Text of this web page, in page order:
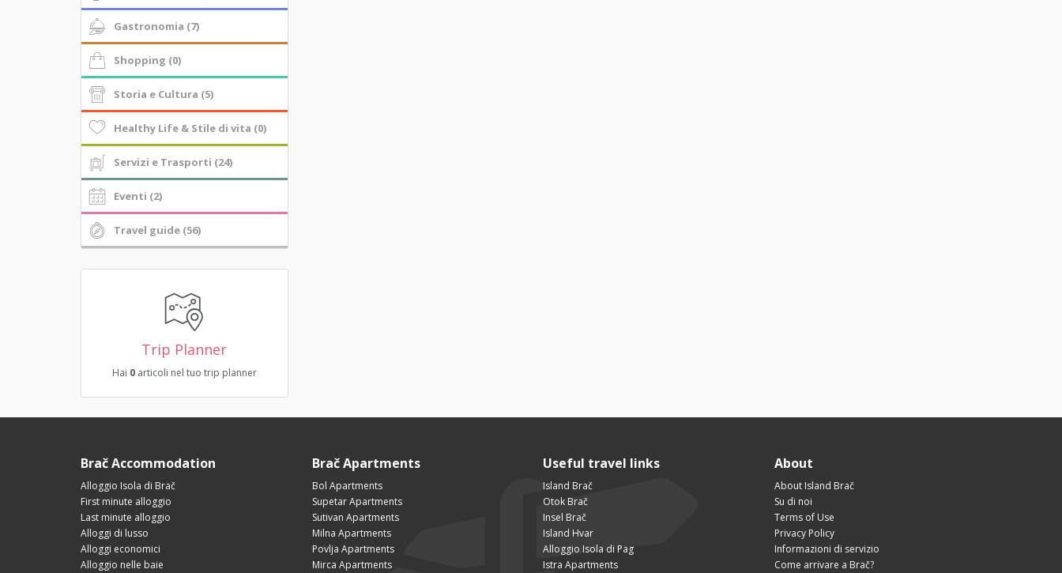
Gastronomia (7)
Shopping (0)
Storia e Cultura (5)
Healthy Life & Stile di vita (0)
Servizi e Trasporti (24)
Eventi (2)
Travel guide (56)
Trip Planner
Hai 0articoli nel tuo trip planner
Brač Accommodation
Alloggio Isola di Brač
First minute alloggio
Last minute alloggio
Alloggi di lusso
Alloggi economici
Alloggio nelle baie
Brač Apartments
Bol Apartments
Supetar Apartments
Sutivan Apartments
Milna Apartments
Povlja Apartments
Mirca Apartments
Useful travel links
Island Brač
Otok Brač
Insel Brač
Island Hvar
Alloggio Isola di Pag
Istra Apartments
About
About Island Brač
Su di noi
Terms of Use
Privacy Policy
Informazioni di servizio
Come arrivare a Brač?